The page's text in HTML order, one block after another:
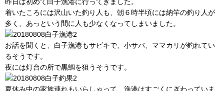
着いたころには沢山いた釣り人も、朝６時半頃には納竿の釣り人が
多く、あっという間に人も少なくなってしまいました。
お話を聞くと、白子漁港もサビキで、小サバ、ママカリが釣れてい
るそうです。
夜には灯台の所で黒鯛を狙うそうです。
夏休み中の家族連れもいらしゃって、漁港はすごくにぎわっていま